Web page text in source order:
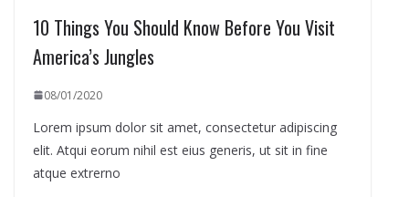
10 Things You Should Know Before You Visit
America’s Jungles
08/01/2020
Lorem ipsum dolor sit amet, consectetur adipiscing
elit. Atqui eorum nihil est eius generis, ut sit in fine
atque extrerno